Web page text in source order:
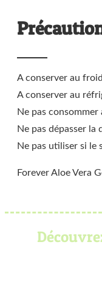
A conserver au
A conserver au
Ne pas
Ne pas dépasser la
Ne pas utiliser si le
Forever Aloe Vera